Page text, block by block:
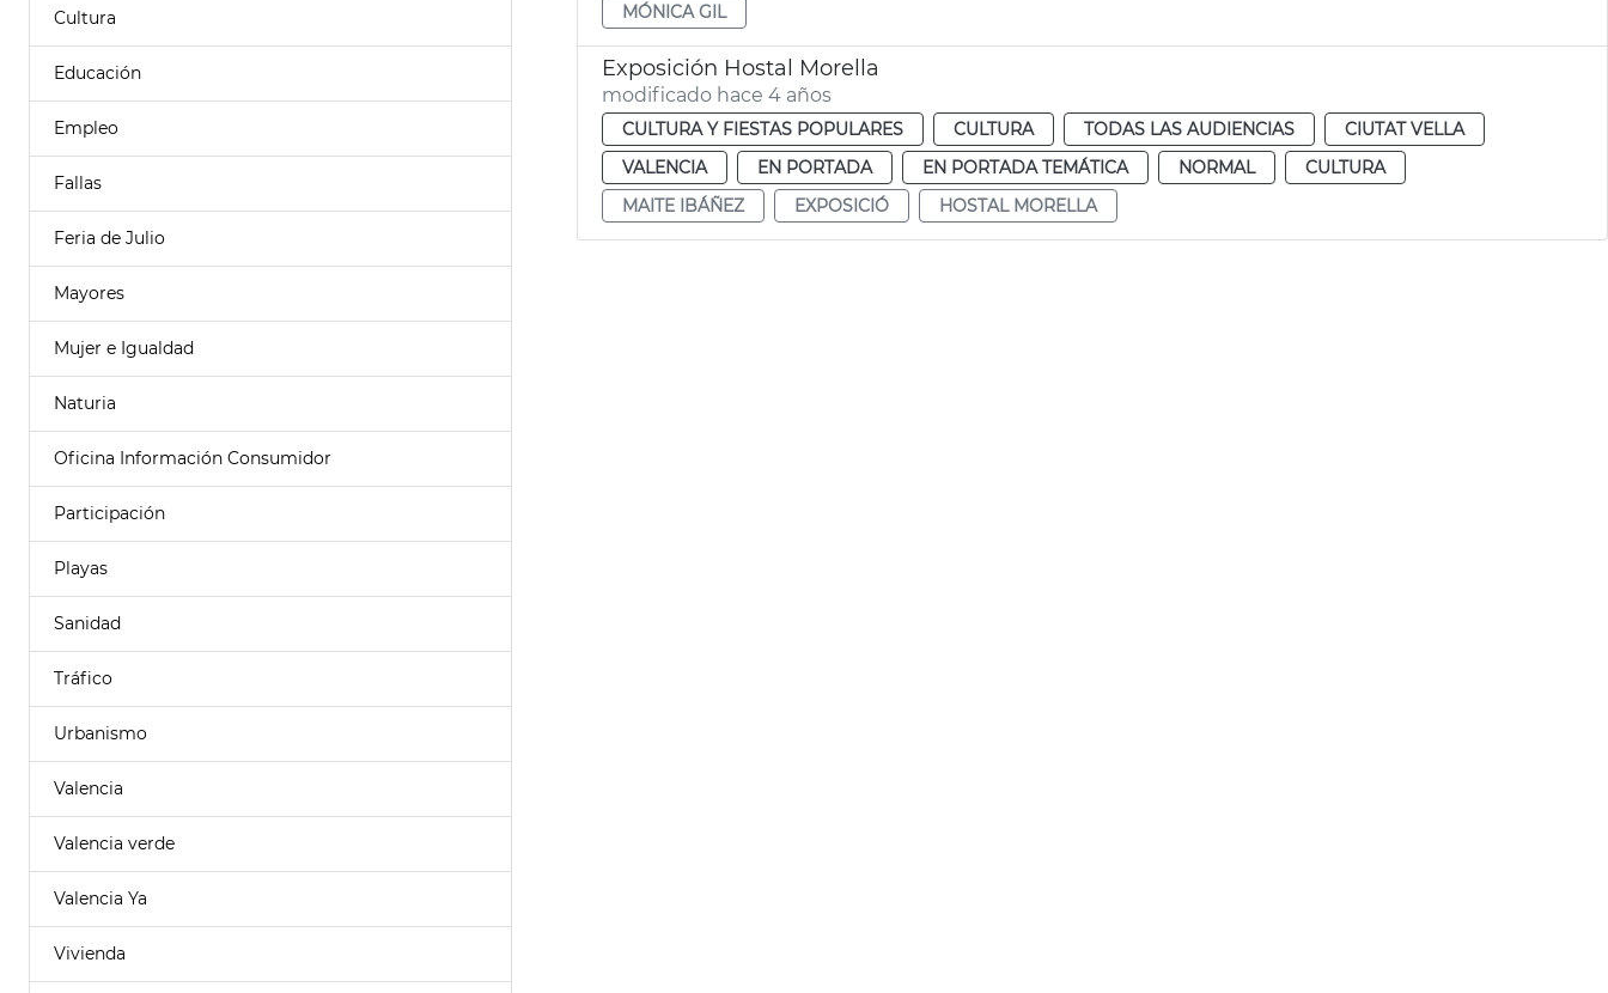
Cultura
Educación
Empleo
Fallas
Feria de Julio
Mayores
Mujer e Igualdad
Naturia
Oficina Información Consumidor
Participación
Playas
Sanidad
Tráfico
Urbanismo
Valencia
Valencia verde
Valencia Ya
Vivienda
MÓNICA GIL
Exposición Hostal Morella
modificado hace 4 años
CULTURA Y FIESTAS POPULARES CULTURA TODAS LAS AUDIENCIAS
CIUTAT VELLA
VALENCIA
EN PORTADA EN PORTADA TEMÁTICA NORMAL
CULTURA
MAITE IBÁÑEZ
EXPOSICIÓ HOSTAL MORELLA